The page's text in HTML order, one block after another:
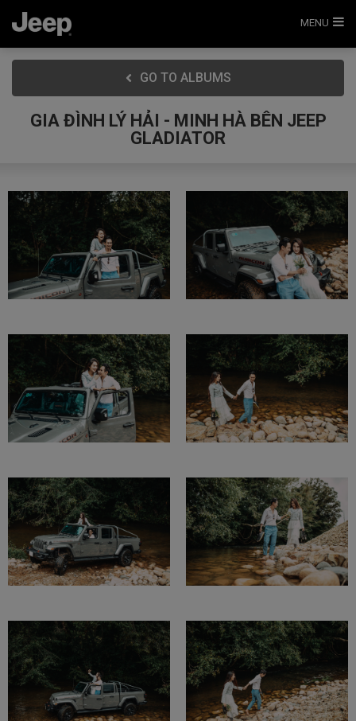
MENU
GO TO ALBUMS
GIA ĐÌNH LÝ HẢI - MINH HÀ BÊN JEEP
GLADIATOR